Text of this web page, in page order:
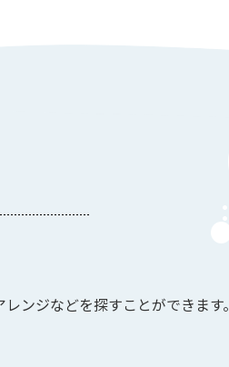
ンジなどを探すことができます。